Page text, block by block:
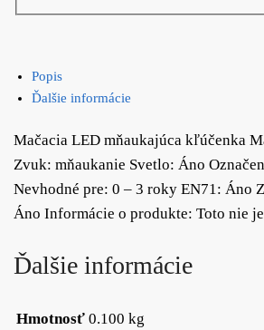
Popis
Ďalšie informácie
Mačacia LED mňaukajúca kľúčenka
Zvuk: mňaukanie Svetlo: Áno
Nevhodné pre: 0 – 3 roky EN71: Áno
Áno Informácie o produkte: Toto nie
Ďalšie informácie
Hmotnosť 0.100 kg